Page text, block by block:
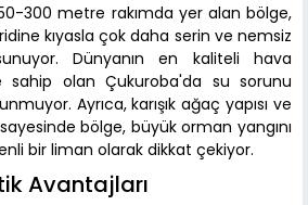
300 metre rakımda yer alan bölge,
kıyasla çok daha serin ve nemsiz
Dünyanın en kaliteli hava
sahip olan Çukuroba'da su sorunu
Ayrıca, karışık ağaç yapısı ve
bölge, büyük orman yangını
bir liman olarak dikkat çekiyor.
Avantajları